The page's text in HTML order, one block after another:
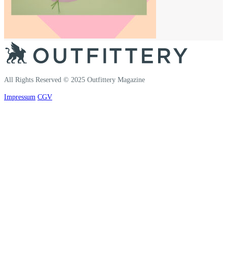
All Rights Reserved © 2025 Outfittery Magazine
Impressum CGV